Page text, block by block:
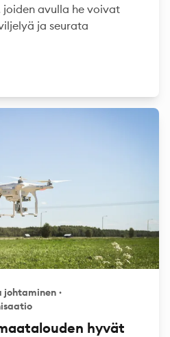
avulla he voivat
ja seurata
johtaminen ·
hyvät